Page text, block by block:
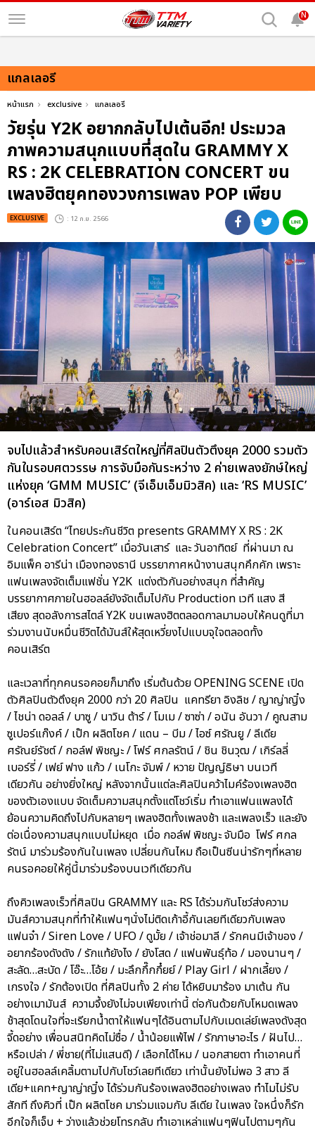
N
แกลเลอรี
หน้าแรก exclusive แกลเลอรี
วัยรุ่น Y2K อยากกลับไปเต้นอีก! ประมวล
ภาพความสนุกแบบที่สุดใน GRAMMY X
RS : 2K CELEBRATION CONCERT ขน
เพลงฮิตยุคทองวงการเพลง POP เพียบ
EXCLUSIVE : 12 ก.ย. 2566
จบไปแล้วสำหรับคอนเสิร์ตใหญ่ที่ศิลปินตัวตึงยุค 2000 รวมตัว
กันในรอบศตวรรษ การจับมือกันระหว่าง 2 ค่ายเพลงยักษ์ใหญ่
แห่งยุค ‘GMM MUSIC’ (จีเอ็มเอ็มมิวสิค) และ ‘RS MUSIC’
(อาร์เอส มิวสิค)
ในคอนเสิร์ต “ไทยประกันชีวิต presents GRAMMY X RS : 2K
Celebration Concert” เมื่อวันเสาร์ และ วันอาทิตย์ ที่ผ่านมา ณ
อิมแพ็ค อารีน่า เมืองทองธานี บรรยากาศหน้างานสนุกคึกคัก เพราะ
แฟนเพลงจัดเต็มแฟชั่น Y2K แต่งตัวกันอย่างสนุก ที่สำคัญ
บรรยากาศภายในฮอลล์ยังจัดเต็มไปกับ Production เวที แสง สี
เสียง สุดอลังการสไตล์ Y2K ขนเพลงฮิตตลอดกาลมามอบให้คนดูที่มา
ร่วมงานนับหมื่นชีวิตได้มันส์ให้สุดเหวี่ยงไปแบบจุใจตลอดทั้ง
คอนเสิร์ต
และเวลาที่ทุกคนรอคอยก็มาถึง เริ่มต้นด้วย OPENING SCENE เปิด
ตัวศิลปินตัวตึงยุค 2000 กว่า 20 ศิลปิน แคทรียา อิงลิช / ญาญ่าญิ๋ง
/ ไชน่า ดอลล์ / บาซู / นาวิน ต้าร์ / โมเม / ซาซ่า / อนัน อันวา / คูณสาม
ซูเปอร์แก๊งค์ / เป๊ก ผลิตโชค / แดน – บีม / ไอซ์ ศรัณยู / ลีเดีย
ศรัณย์รัชต์ / กอล์ฟ พิชญะ / โฟร์ ศกลรัตน์ / ชิน ชินวุฒ / เกิร์ลลี่
เบอร์รี่ / เฟย์ ฟาง แก้ว / เนโกะ จัมพ์ / หวาย ปัญญ์ธิษา บนเวที
เดียวกัน อย่างยิ่งใหญ่ หลังจากนั้นแต่ละศิลปินคว้าไมค์ร้องเพลงฮิต
ของตัวเองแบบ จัดเต็มความสนุกตั้งแต่โชว์เริ่ม ทำเอาแฟนแพลงได้
ย้อนความคิดถึงไปกับหลายๆ เพลงฮิตทั้งเพลงช้า และเพลงเร็ว และยัง
ต่อเนื่องความสนุกแบบไม่หยุด เมื่อ กอล์ฟ พิชญะ จับมือ โฟร์ ศกล
รัตน์ มาร่วมร้องกันในเพลง เปลี่ยนกันไหม ถือเป็นซีนน่ารักๆที่หลาย
คนรอคอยให้คู่นี้มาร่วมร้องบนเวทีเดียวกัน
ถึงคิวเพลงเร็วที่ศิลปิน GRAMMY และ RS ได้ร่วมกันโชว์ส่งความ
มันส์ความสนุกที่ทำให้แฟนๆนั่งไม่ติดเก้าอี้กันเลยทีเดียวกับเพลง
แฟนจ๋า / Siren Love / UFO / ดูมั้ย / เจ้าช่อมาลี / รักคนมีเจ้าของ /
อยากร้องดังดัง / รักแท้ยังไง / ยังโสด / แฟนพันธุ์ท้อ / มองนานๆ /
สะลัด…สะบัด / โอ๊ะ…โอ้ย / มะลึกกึ๊กกึ๋ยย์ / Play Girl / ฝากเลี้ยง /
เกรงใจ / รักต้องเปิด ที่ศิลปินทั้ง 2 ค่าย ได้หยิบมาร้อง มาเต้น กัน
อย่างเมามันส์ ความจึ้งยังไม่จบเพียงเท่านี้ ต่อกันด้วยกับโหมดเพลง
ช้าสุดโดนใจที่จะเรียกน้ำตาให้แฟนๆได้อินตามไปกับเมดเล่ย์เพลงดังสุด
จี้ดอย่าง เพื่อนสนิทคิดไม่ซื่อ / น้ำน้อยแพ้ไฟ / รักภาษาอะไร / ฝันไป…
หรือเปล่า / พี่ชาย(ที่ไม่แสนดี) / เลือกได้ไหม / นอกสายตา ทำเอาคนที่
อยู่ในฮอลล์เคลิ้มตามไปกับโชว์เลยทีเดียว เท่านั้นยังไม่พอ 3 สาว ลี
เดีย+แคท+ญาญ่าญิ๋ง ได้ร่วมกันร้องเพลงฮิตอย่างเพลง ทำไมไม่รับ
สักที ถึงคิวที่ เป๊ก ผลิตโชค มาร่วมแจมกับ ลีเดีย ในเพลง ใจหนึ่งก็รัก
อีกใจก็เจ็บ + ว่างแล้วช่วยโทรกลับ ทำเอาเหล่าแฟนๆฟินไปตามๆกัน